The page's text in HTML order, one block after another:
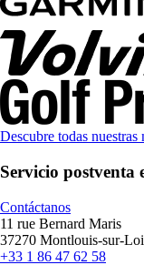
Descubre todas nuestras
Servicio postventa
Contáctanos
11 rue Bernard Maris
37270 Montlouis-sur-
+33 1 86 47 62 58